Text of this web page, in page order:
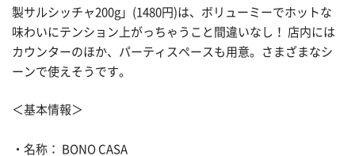
製サルシッチャ200g」(1480円)は、ボリューミーでホットな
味わいにテンション上がっちゃうこと間違いなし！ 店内には
カウンターのほか、パーティスペースも用意。さまざまなシ
ーンで使えそうです。
＜基本情報＞
・名称： BONO CASA